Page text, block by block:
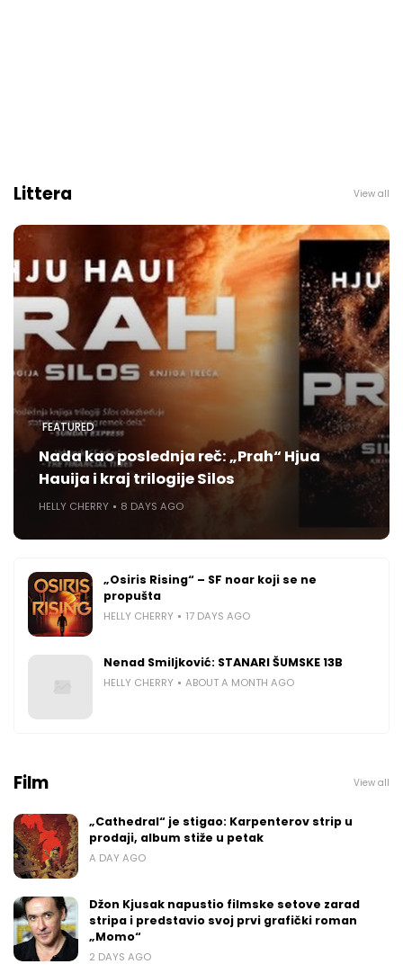
Littera View all
FEATURED
Nada kao poslednja reč: „Prah“ Hjua
Hauija i kraj trilogije Silos
HELLY CHERRY 8 DAYS AGO
„Osiris Rising“ – SF noar koji se ne
propušta
HELLY CHERRY 17 DAYS AGO
Nenad Smiljković: STANARI ŠUMSKE 13B
HELLY CHERRY ABOUT A MONTH AGO
Film View all
„Cathedral“ je stigao: Karpenterov strip u
prodaji, album stiže u petak
A DAY AGO
Džon Kjusak napustio filmske setove zarad
stripa i predstavio svoj prvi grafički roman
„Momo“
2 DAYS AGO